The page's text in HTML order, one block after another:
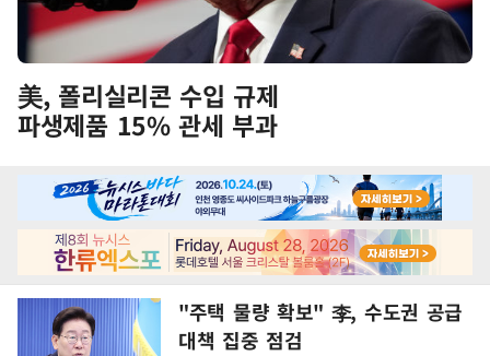
美, 폴리실리콘 수입 규제
파생제품 15% 관세 부과
"주택 물량 확보" 李, 수도권 공급
대책 집중 점검